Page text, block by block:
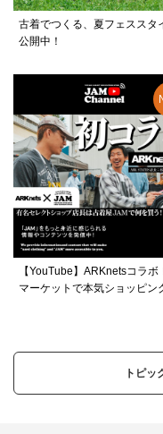
古着でつくる、夏フェススタ
公開中！
【YouTube】ARKnetsコラボ
マーケットで本気ショッピン
トピッ